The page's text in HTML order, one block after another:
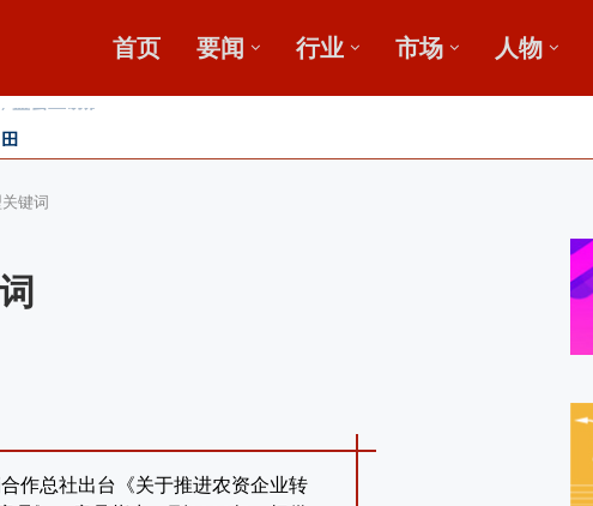
首页 要闻 行业 市场 人物
金桥梁 【鄂中】
键词
作总社出台《关于推进农资企业转